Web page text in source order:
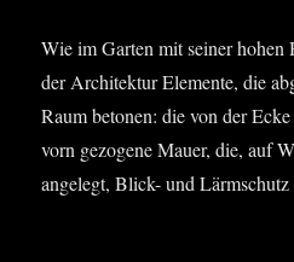
Wie im Gar­ten mit sei­ner hohen
der Archi­tek­tur Ele­men­te, die
Raum beto­nen: die von der
vorn gezo­ge­ne Mau­er, die, auf
ange­legt, Blick- und